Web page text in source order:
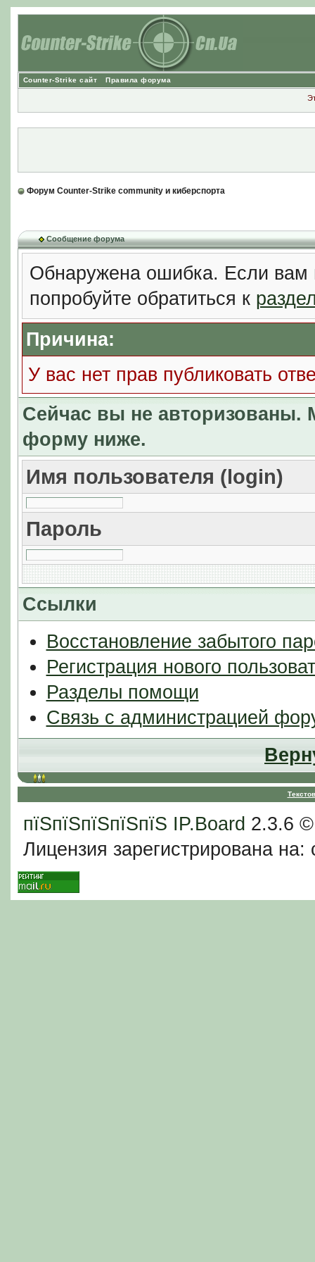
Counter-Strike сайт Правила форума
Форум Counter-Strike community и киберспорта
Сообщение форума
Обнаружена ошибка. Если вам
попробуйте обратиться к
Причина:
У вас нет прав публиковать
Сейчас вы не авторизованы.
форму ниже.
Имя пользователя (login)
Пароль
Ссылки
Восстановление забытого
Регистрация нового
Разделы помощи
Связь с администрацией
пїЅпїЅпїЅпїЅпїЅ IP.Board 2.3.6
Лицензия зарегистрирована